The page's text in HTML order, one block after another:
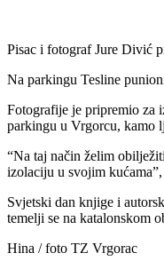
Pisac i fotograf Jure Divić
Na parkingu Tesline
Fotografije je pripremio za
parkingu u Vrgorcu, kamo
“Na taj način želim
izolaciju u svojim
Svjetski dan knjige i
temelji se na katalonskom
Hina / foto TZ Vrgorac